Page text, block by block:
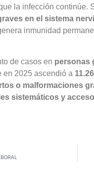
la infección continúe.
en el sistema
inmunidad
de casos en personas
en 2025 ascendió a
o malformaciones
sistemáticos y